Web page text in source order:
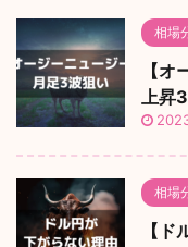
相場
【
上昇
相場
【